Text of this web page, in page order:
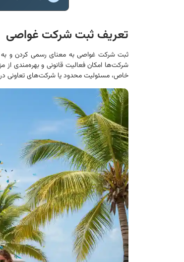
تعریف ثبت شرکت غواصی
ثبت شرکت غواصی به معنای رسمی کردن و
شرکت‌ها امکان فعالیت قانونی و بهره‌مندی
خاص، مسئولیت محدود یا شرکت‌های تعاونی در